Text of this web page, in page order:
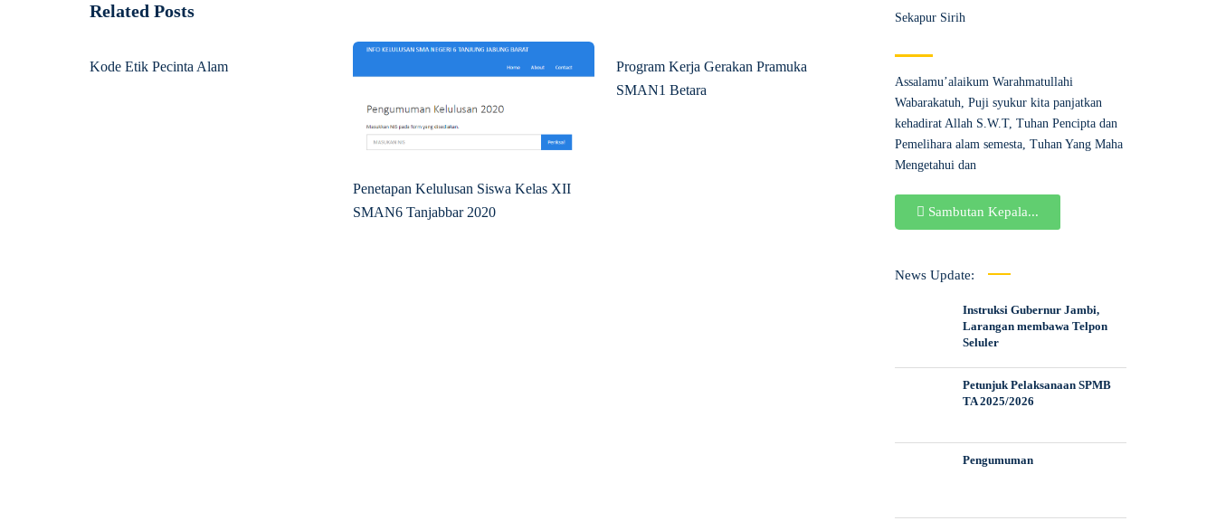
Related Posts
Kode Etik Pecinta Alam
Penetapan Kelulusan Siswa Kelas XII
SMAN6 Tanjabbar 2020
Program Kerja Gerakan Pramuka
SMAN1 Betara
Sekapur Sirih
Assalamu’alaikum Warahmatullahi
Wabarakatuh, Puji syukur kita panjatkan
kehadirat Allah S.W.T, Tuhan Pencipta dan
Pemelihara alam semesta, Tuhan Yang Maha
Mengetahui dan
Sambutan Kepala...
News Update:
Instruksi Gubernur Jambi,
Larangan membawa Telpon
Seluler
Petunjuk Pelaksanaan SPMB
TA 2025/2026
Pengumuman